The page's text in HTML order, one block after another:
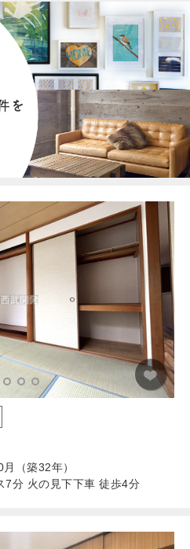
（築32年）
7分 火の見下下車 徒歩4分